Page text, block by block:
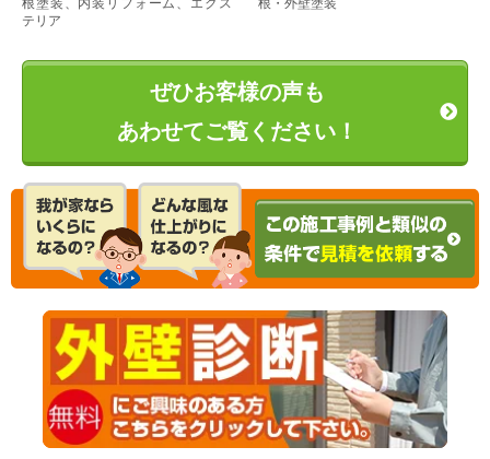
根塗装、内装リフォーム、エクス
テリア
根・外壁塗装
ぜひお客様の声も
あわせてご覧ください！